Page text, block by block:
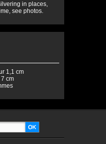
in places,
see photos.
1,1 cm
cm